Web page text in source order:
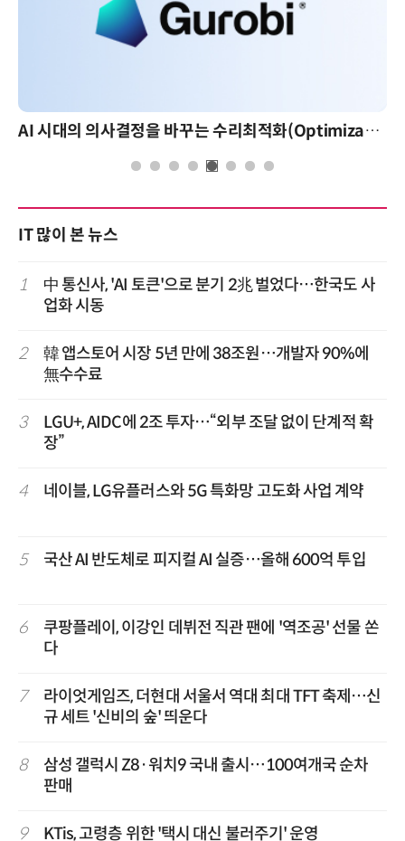
AI 시대의 의사결정을 바꾸는 수리최적화(Optimization): 실제 산업 적용 사례와 활용 전략
IT 많이 본 뉴스
1
中 통신사, 'AI 토큰'으로 분기 2兆 벌었다…한국도 사
업화 시동
2
韓 앱스토어 시장 5년 만에 38조원…개발자 90%에
無수수료
3
LGU+, AIDC에 2조 투자…“외부 조달 없이 단계적 확
장”
4 네이블, LG유플러스와 5G 특화망 고도화 사업 계약
5 국산 AI 반도체로 피지컬 AI 실증…올해 600억 투입
6
쿠팡플레이, 이강인 데뷔전 직관 팬에 '역조공' 선물 쏜
다
7
라이엇게임즈, 더현대 서울서 역대 최대 TFT 축제…신
규 세트 '신비의 숲' 띄운다
8
삼성 갤럭시 Z8·워치9 국내 출시…100여개국 순차
판매
9 KTis, 고령층 위한 '택시 대신 불러주기' 운영